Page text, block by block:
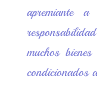
apremiante
muchos
condicionados